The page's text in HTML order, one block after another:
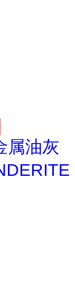
属油灰